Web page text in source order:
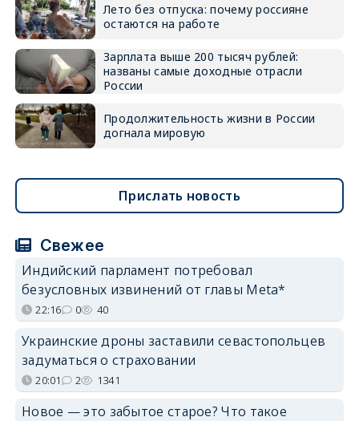
Лето без отпуска: почему россияне
остаются на работе
Зарплата выше 200 тысяч рублей:
названы самые доходные отрасли
России
Продолжительность жизни в России
догнала мировую
Прислать новость
Свежее
Индийский парламент потребовал
безусловных извинений от главы Meta*
22:16 0 40
Украинские дроны заставили севастопольцев
задуматься о страховании
20:01 2 1341
Новое — это забытое старое? Что такое